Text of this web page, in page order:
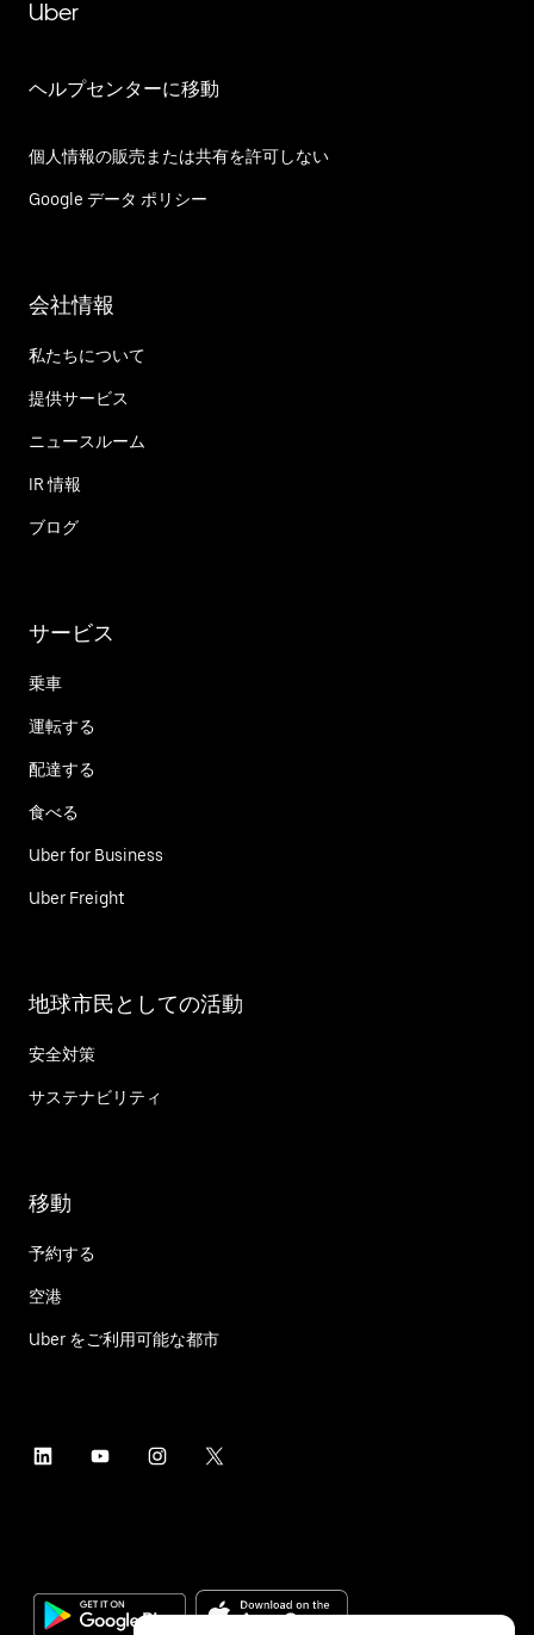
Uber
ヘルプセンターに移動
個人情報の販売または共有を許可しない
Google データ ポリシー
会社情報
私たちについて
提供サービス
ニュースルーム
IR 情報
ブログ
サービス
乗車
運転する
配達する
食べる
Uber for Business
Uber Freight
地球市民としての活動
安全対策
サステナビリティ
移動
予約する
空港
Uber をご利用可能な都市